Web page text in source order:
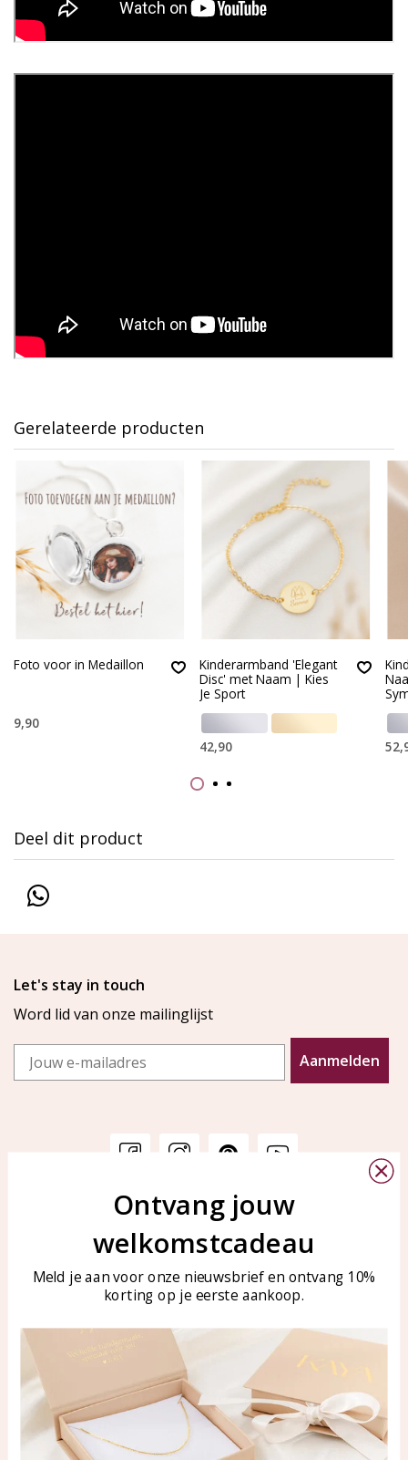
Gerelateerde producten
Foto voor in Medaillon
9,90
Kinderarmband 'Elegant
Disc' met Naam | Kies
Je Sport
42,90
Deel dit product
Let's stay in touch
Word lid van onze mailinglijst
Email
Aanmelden
Veelgestelde vragen
Sieraden onderhouden
KAYA Sieraden
Bellen of WhatsApp Ma-Vr
tussen 09:00-17:00
Tel: 0850003187
WhatsApp: 0850003187
klantenservice@kayasierade
Producten
Alle producten
KAYA Sieraden
Over ons
Ontvang jouw
welkomstcadeau
Meld je aan voor onze nieuwsbrief en ontvang 10%
korting op je eerste aankoop.